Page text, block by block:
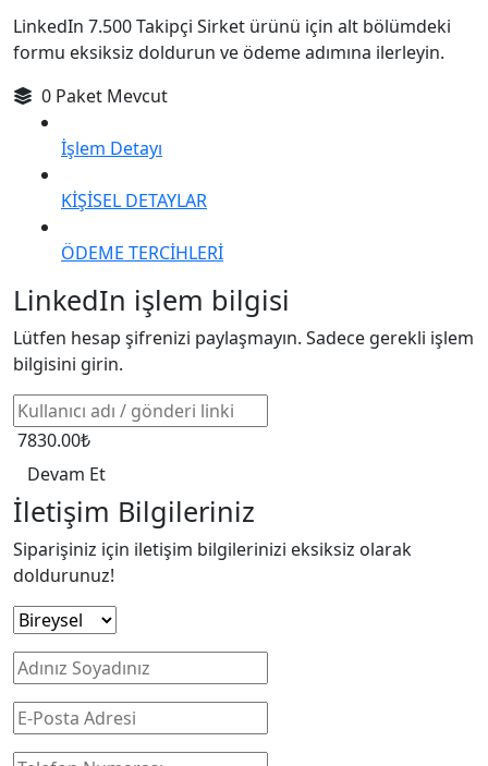
LinkedIn 7.500 Takipçi Sirket ürünü için alt bölümdeki
formu eksiksiz doldurun ve ödeme adımına ilerleyin.
0 Paket Mevcut
İşlem Detayı
KİŞİSEL DETAYLAR
ÖDEME TERCİHLERİ
LinkedIn işlem bilgisi
Lütfen hesap şifrenizi paylaşmayın. Sadece gerekli işlem
bilgisini girin.
7830.00₺
Devam Et
İletişim Bilgileriniz
Siparişiniz için iletişim bilgilerinizi eksiksiz olarak
doldurunuz!